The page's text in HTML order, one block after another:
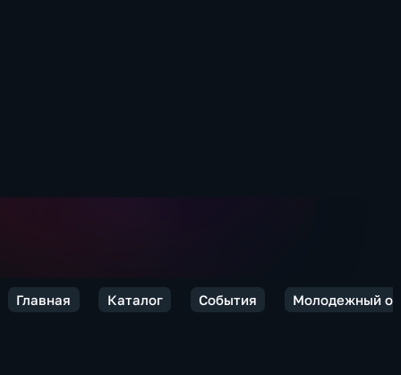
Главная Каталог События Молодежный